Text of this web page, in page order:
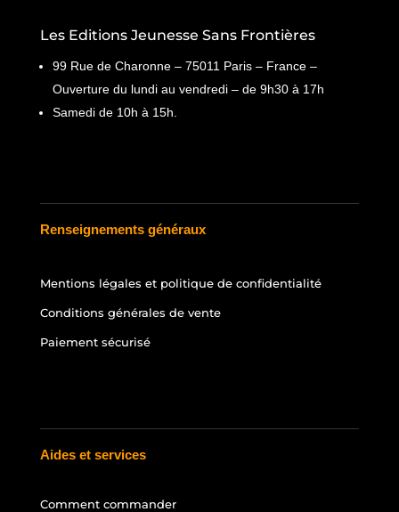
Les Editions Jeunesse Sans Frontières
99 Rue de Charonne – 75011 Paris – France –
Ouverture du lundi au vendredi – de 9h30 à 17h
Samedi de 10h à 15h.
Renseignements généraux
Mentions légales et politique de confidentialité
Conditions générales de vente
Paiement sécurisé
Aides et services
Comment commander